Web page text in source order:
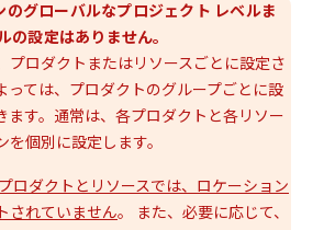
のグローバルなプロジェクト レベルま
の設定はありません。
プロダクトまたはリソースごとに設定さ
っては、プロダクトのグループごとに設
ます。通常は、各プロダクトと各リソー
個別に設定します。
ロダクトとリソースでは、ロケーション
されていません。 また、必要に応じて、